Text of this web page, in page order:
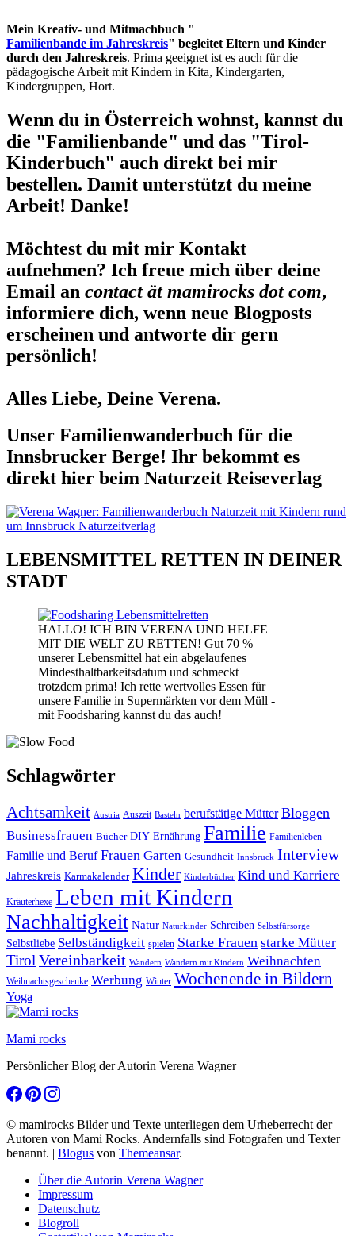
Mein Kreativ- und Mitmachbuch "
Familienbande im Jahreskreis" begleitet Eltern und Kinder
durch den Jahreskreis. Prima geeignet ist es auch für die
pädagogische Arbeit mit Kindern in Kita, Kindergarten,
Kindergruppen, Hort.
Wenn du in Österreich wohnst, kannst du
die "Familienbande" und das "Tirol-
Kinderbuch" auch direkt bei mir
bestellen. Damit unterstützt du meine
Arbeit! Danke!
Möchtest du mit mir Kontakt
aufnehmen? Ich freue mich über deine
Email an contact ät mamirocks dot com,
informiere dich, wenn neue Blogposts
erscheinen und antworte dir gern
persönlich!
Alles Liebe, Deine Verena.
Unser Familienwanderbuch für die
Innsbrucker Berge! Ihr bekommt es
direkt hier beim Naturzeit Reiseverlag
LEBENSMITTEL RETTEN IN DEINER
STADT
HALLO! ICH BIN VERENA UND HELFE
MIT DIE WELT ZU RETTEN! Gut 70 %
unserer Lebensmittel hat ein abgelaufenes
Mindesthaltbarkeitsdatum und schmeckt
trotzdem prima! Ich rette wertvolles Essen für
unsere Familie in Supermärkten vor dem Müll -
mit Foodsharing kannst du das auch!
Schlagwörter
Achtsamkeit Austria Auszeit Basteln berufstätige Mütter Bloggen
Businessfrauen Bücher DIY Ernährung Familie Familienleben
Familie und Beruf Frauen Garten Gesundheit Innsbruck Interview
Jahreskreis Karmakalender Kinder Kinderbücher Kind und Karriere
Kräuterhexe Leben mit Kindern
Nachhaltigkeit Natur Naturkinder Schreiben Selbstfürsorge
Selbstliebe Selbständigkeit spielen Starke Frauen starke Mütter
Tirol Vereinbarkeit Wandern Wandern mit Kindern Weihnachten
Weihnachtsgeschenke Werbung Winter Wochenende in Bildern
Yoga
Mami rocks
Persönlicher Blog der Autorin Verena Wagner
© mamirocks Bilder und Texte unterliegen dem Urheberrecht der
Autoren von Mami Rocks. Andernfalls sind Fotografen und Texter
benannt. | Blogus von Themeansar.
Über die Autorin Verena Wagner
Impressum
Datenschutz
Blogroll